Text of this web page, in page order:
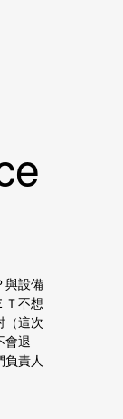
與設備
Ｔ不想
（這次
會退
負責人